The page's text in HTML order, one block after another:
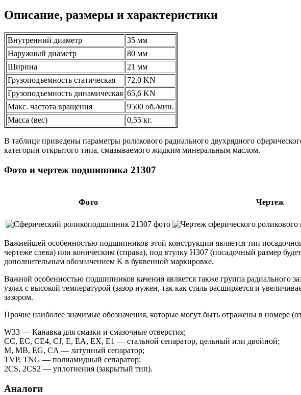
Описание, размеры и характеристики
Внутренний диаметр
35 мм
Наружный диаметр
80 мм
Ширина
21 мм
Грузоподъемность статическая
72,0 KN
Грузоподъемность динамическая 65,6 KN
Макс. частота вращения
9500 об./мин.
Масса (вес)
0,55 кг.
В таблице приведены параметры роликового радиального двухрядного
категории открытого типа, смазываемого жидким минеральным маслом.
Фото и чертеж подшипника 21307
Фото Чертеж
Важнейшей особенностью подшипников этой конструкции является тип
чертеже слева) или коническим (справа), под втулку H307 (посадочный размер
дополнительным обозначением K в буквенной маркировке.
Важной особенностью подшипников качения является также группа радиального
узлах с высокой температурой (зазор нужен, так как сталь расширяется и
зазором.
Прочие наиболее значимые обозначения, которые могут быть отражены в номере
W33 — Канавка для смазки и смазочные отверстия;
CC, EC, CE4, CJ, E, EA, EX, E1 — стальной сепаратор, цельный или двойной;
M, MB, EG, CA — латунный сепаратор;
TVP, TNG — полиамидный сепаратор;
2CS, 2CS2 — уплотнения (закрытый тип).
Аналоги